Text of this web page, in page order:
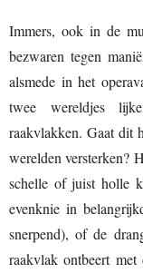
Immers, ook in de
bezwaren tegen
alsmede in het
twee wereldjes
raakvlakken. Gaat dit
werelden versterken?
schelle of juist holle
evenknie in
snerpend), of de
raakvlak ontbeert met